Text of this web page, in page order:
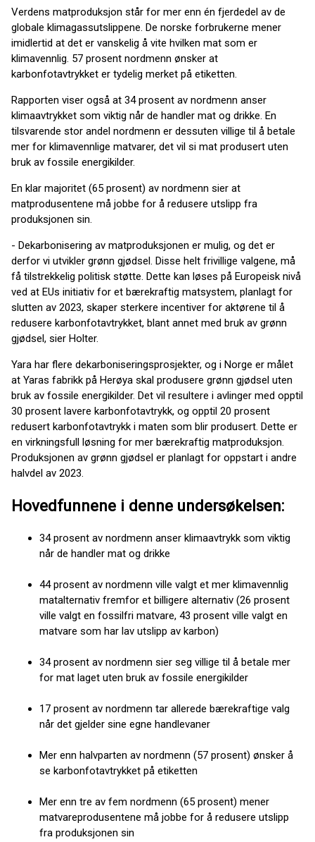
Verdens matproduksjon står for mer enn én fjerdedel av de
globale klimagassutslippene. De norske forbrukerne mener
imidlertid at det er vanskelig å vite hvilken mat som er
klimavennlig. 57 prosent nordmenn ønsker at
karbonfotavtrykket er tydelig merket på etiketten.
Rapporten viser også at 34 prosent av nordmenn anser
klimaavtrykket som viktig når de handler mat og drikke. En
tilsvarende stor andel nordmenn er dessuten villige til å betale
mer for klimavennlige matvarer, det vil si mat produsert uten
bruk av fossile energikilder.
En klar majoritet (65 prosent) av nordmenn sier at
matprodusentene må jobbe for å redusere utslipp fra
produksjonen sin.
- Dekarbonisering av matproduksjonen er mulig, og det er
derfor vi utvikler grønn gjødsel. Disse helt frivillige valgene, må
få tilstrekkelig politisk støtte. Dette kan løses på Europeisk nivå
ved at EUs initiativ for et bærekraftig matsystem, planlagt for
slutten av 2023, skaper sterkere incentiver for aktørene til å
redusere karbonfotavtrykket, blant annet med bruk av grønn
gjødsel, sier Holter.
Yara har flere dekarboniseringsprosjekter, og i Norge er målet
at Yaras fabrikk på Herøya skal produsere grønn gjødsel uten
bruk av fossile energikilder. Det vil resultere i avlinger med opptil
30 prosent lavere karbonfotavtrykk, og opptil 20 prosent
redusert karbonfotavtrykk i maten som blir produsert. Dette er
en virkningsfull løsning for mer bærekraftig matproduksjon.
Produksjonen av grønn gjødsel er planlagt for oppstart i andre
halvdel av 2023.
Hovedfunnene i denne undersøkelsen:
34 prosent av nordmenn anser klimaavtrykk som viktig
når de handler mat og drikke
44 prosent av nordmenn ville valgt et mer klimavennlig
matalternativ fremfor et billigere alternativ (26 prosent
ville valgt en fossilfri matvare, 43 prosent ville valgt en
matvare som har lav utslipp av karbon)
34 prosent av nordmenn sier seg villige til å betale mer
for mat laget uten bruk av fossile energikilder
17 prosent av nordmenn tar allerede bærekraftige valg
når det gjelder sine egne handlevaner
Mer enn halvparten av nordmenn (57 prosent) ønsker å
se karbonfotavtrykket på etiketten
Mer enn tre av fem nordmenn (65 prosent) mener
matvareprodusentene må jobbe for å redusere utslipp
fra produksjonen sin